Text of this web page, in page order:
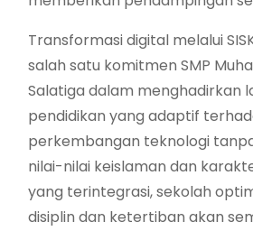
Transformasi digital melalui
salah satu komitmen SMP
Salatiga dalam menghadirkan
pendidikan yang adaptif
perkembangan teknologi
nilai-nilai keislaman dan
yang terintegrasi, sekolah
disiplin dan ketertiban akan